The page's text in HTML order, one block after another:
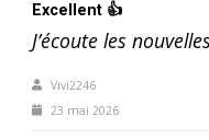
Excellent 👍
J’écoute les
Vivi2246
23 mai 2026